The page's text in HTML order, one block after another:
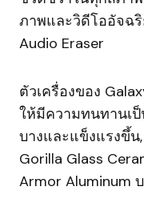
ภาพและวิดีโออัจฉ
Audio Eraser
ตัวเครื่องของ
ให้มีความทนทานเ
บางและแข็งแรงขึ้น
Gorilla Glass
Armor Aluminum